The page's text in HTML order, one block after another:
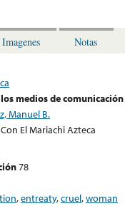
Imagenes Notas
medios de comunicación
Manuel B.
Con El Mariachi Azteca
78
,entreaty,cruel,woman